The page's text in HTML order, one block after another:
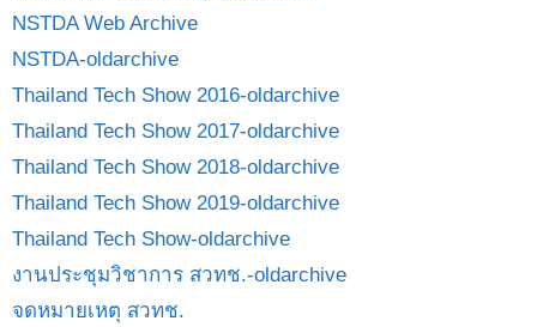
NSTDA Web Archive
NSTDA-oldarchive
Thailand Tech Show 2016-oldarchive
Thailand Tech Show 2017-oldarchive
Thailand Tech Show 2018-oldarchive
Thailand Tech Show 2019-oldarchive
Thailand Tech Show-oldarchive
งานประชุมวิชาการ สวทช.-oldarchive
จดหมายเหตุ สวทช.